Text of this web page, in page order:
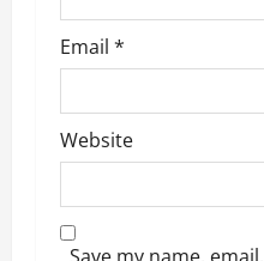
Email *
Website